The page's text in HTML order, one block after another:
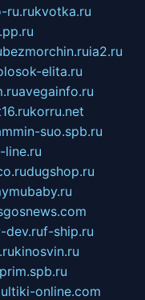
ru.rukvotka.ru
bezmorchin.ruia2.ru
elita.ru
avegainfo.ru
korru.net
suo.spb.ru
line.ru
dugshop.ru
dev.ruf-ship.ru
kinosvin.ru
online.com